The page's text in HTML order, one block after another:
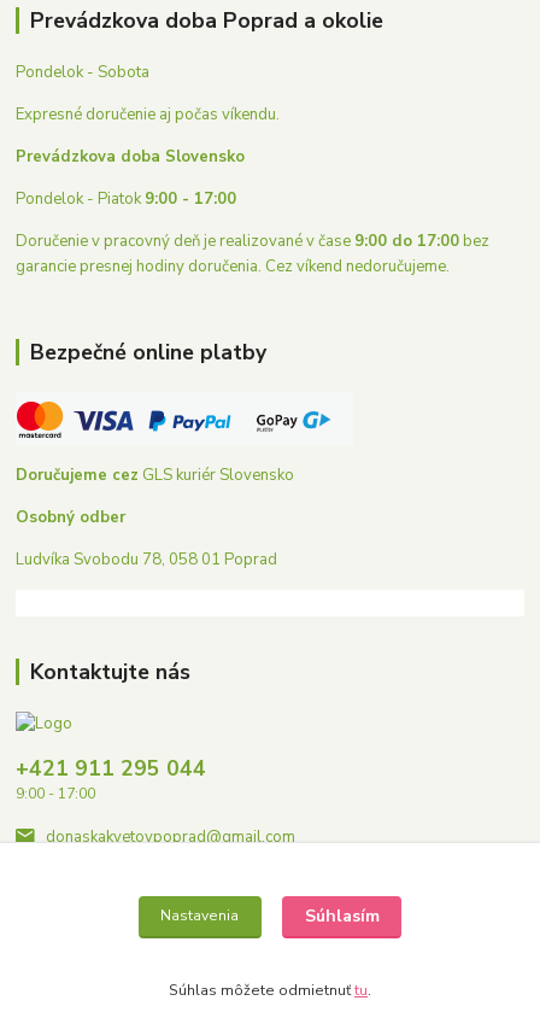
Prevádzkova doba Poprad a okolie
Pondelok - Sobota
Expresné doručenie aj počas víkendu.
Prevádzkova doba Slovensko
Pondelok - Piatok9:00 - 17:00
Doručenie v pracovný deň je realizované v čase 9:00 do 17:00bez
garancie presnej hodiny doručenia. Cez víkend nedoručujeme.
Bezpečné online platby
Doručujeme cez GLS kuriér Slovensko
Osobný odber
Ludvíka Svobodu 78, 058 01 Poprad
Kontaktujte nás
+421 911 295 044
9:00 - 17:00
donaskakvetovpoprad@gmail.com
Nastavenia Súhlasím
Súhlas môžete odmietnuťtu.